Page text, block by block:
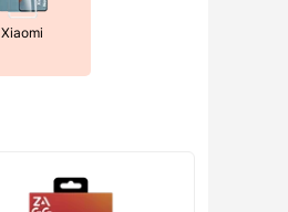
Xiaomi